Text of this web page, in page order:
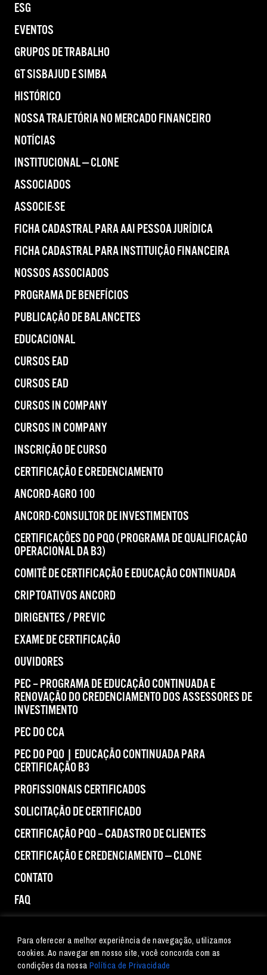
Para oferecer a melhor experiência de navegação, utilizamos
cookies. Ao navegar em nosso site, você concorda com as
condições da nossa Política de Privacidade
ESG
EVENTOS
GRUPOS DE TRABALHO
GT SISBAJUD E SIMBA
HISTÓRICO
NOSSA TRAJETÓRIA NO MERCADO FINANCEIRO
NOTÍCIAS
INSTITUCIONAL — CLONE
ASSOCIADOS
ASSOCIE-SE
FICHA CADASTRAL PARA AAI PESSOA JURÍDICA
FICHA CADASTRAL PARA INSTITUIÇÃO FINANCEIRA
NOSSOS ASSOCIADOS
PROGRAMA DE BENEFÍCIOS
PUBLICAÇÃO DE BALANCETES
EDUCACIONAL
CURSOS EAD
CURSOS EAD
CURSOS IN COMPANY
CURSOS IN COMPANY
INSCRIÇÃO DE CURSO
CERTIFICAÇÃO E CREDENCIAMENTO
ANCORD-AGRO 100
ANCORD-CONSULTOR DE INVESTIMENTOS
CERTIFICAÇÕES DO PQO (PROGRAMA DE QUALIFICAÇÃO
OPERACIONAL DA B3)
COMITÊ DE CERTIFICAÇÃO E EDUCAÇÃO CONTINUADA
CRIPTOATIVOS ANCORD
DIRIGENTES / PREVIC
EXAME DE CERTIFICAÇÃO
OUVIDORES
PEC – PROGRAMA DE EDUCAÇÃO CONTINUADA E
RENOVAÇÃO DO CREDENCIAMENTO DOS ASSESSORES DE
INVESTIMENTO
PEC DO CCA
PEC DO PQO | EDUCAÇÃO CONTINUADA PARA
CERTIFICAÇÃO B3
PROFISSIONAIS CERTIFICADOS
SOLICITAÇÃO DE CERTIFICADO
CERTIFICAÇÃO PQO – CADASTRO DE CLIENTES
CERTIFICAÇÃO E CREDENCIAMENTO — CLONE
CONTATO
FAQ